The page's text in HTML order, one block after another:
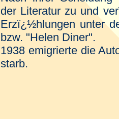
der Literatur zu und
Erzï¿½hlungen unter
bzw. "Helen Diner".
1938 emigrierte die
starb.